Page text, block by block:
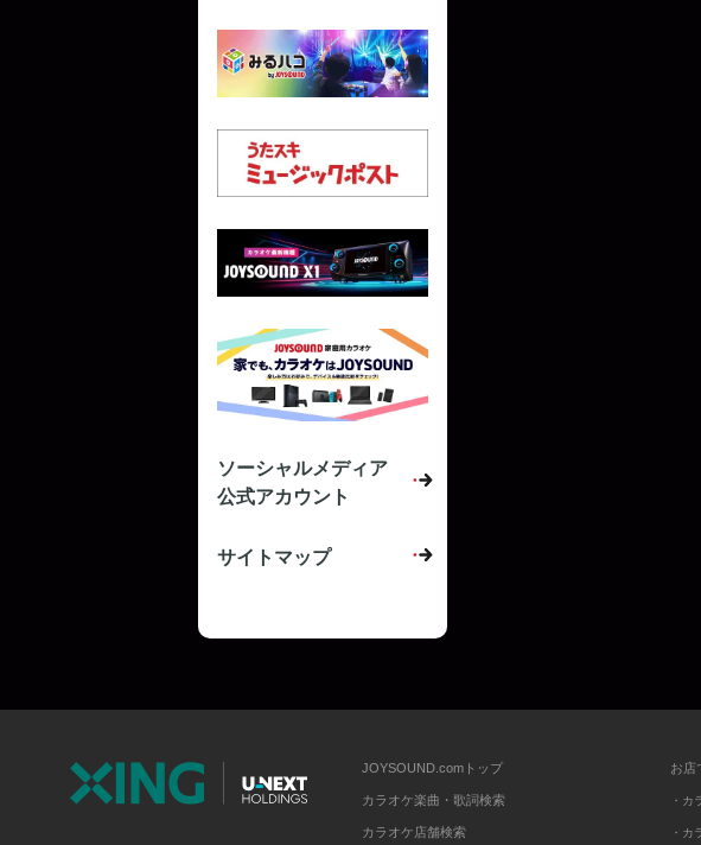
ソーシャルメディア
公式アカウント
サイトマップ
JOYSOUND.comトップ
カラオケ楽曲・歌詞検索
カラオケ店舗検索
お店
・カ
・カ